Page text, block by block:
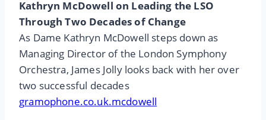
Kathryn McDowell on Leading the LSO
Through Two Decades of Change
As Dame Kathryn McDowell steps down as
Managing Director of the London Symphony
Orchestra, James Jolly looks back with her over
two successful decades
gramophone.co.uk.mcdowell